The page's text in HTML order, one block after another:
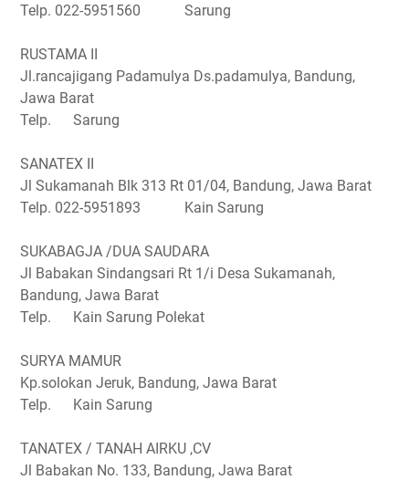
Telp. 022-5951560 Sarung
RUSTAMA II
Jl.rancajigang Padamulya Ds.padamulya, Bandung,
Jawa Barat
Telp. Sarung
SANATEX II
Jl Sukamanah Blk 313 Rt 01/04, Bandung, Jawa Barat
Telp. 022-5951893 Kain Sarung
SUKABAGJA /DUA SAUDARA
Jl Babakan Sindangsari Rt 1/i Desa Sukamanah,
Bandung, Jawa Barat
Telp. Kain Sarung Polekat
SURYA MAMUR
Kp.solokan Jeruk, Bandung, Jawa Barat
Telp. Kain Sarung
TANATEX / TANAH AIRKU ,CV
Jl Babakan No. 133, Bandung, Jawa Barat